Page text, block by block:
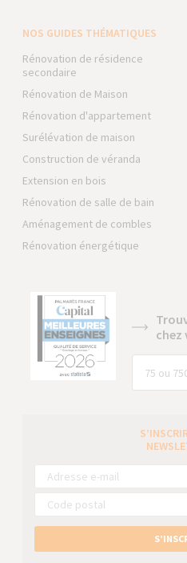
NOS GUIDES THÉMATIQUES
Rénovation de résidence
secondaire
Rénovation de Maison
Rénovation d'appartement
Surélévation de maison
Construction de véranda
Extension en bois
Rénovation de salle de bain
Aménagement de combles
Rénovation énergétique
chez